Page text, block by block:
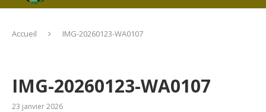
Accueil IMG-20260123-WA0107
IMG-20260123-WA0107
23 janvier 2026